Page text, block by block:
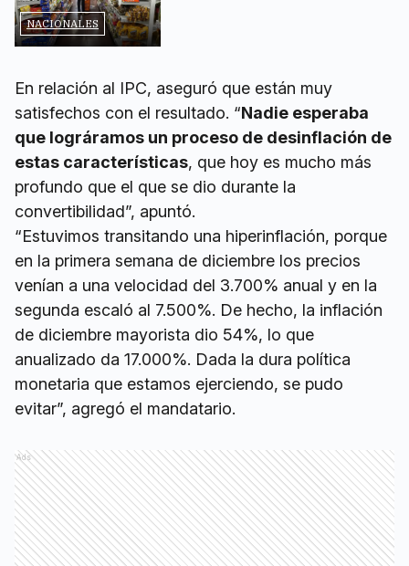
NACIONALES
En relación al IPC, aseguró que están muy
satisfechos con el resultado. “Nadie esperaba
que lográramos un proceso de desinflación de
estas características, que hoy es mucho más
profundo que el que se dio durante la
convertibilidad”, apuntó.
“Estuvimos transitando una hiperinflación, porque
en la primera semana de diciembre los precios
venían a una velocidad del 3.700% anual y en la
segunda escaló al 7.500%. De hecho, la inflación
de diciembre mayorista dio 54%, lo que
anualizado da 17.000%. Dada la dura política
monetaria que estamos ejerciendo, se pudo
evitar”, agregó el mandatario.
Ads